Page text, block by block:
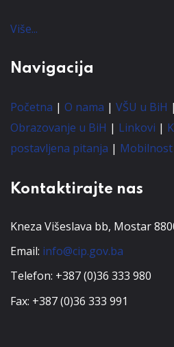
Više...
Navigacija
Početna | O nama | VŠU u BiH |
Obrazovanje u BiH | Linkovi |
postavljena pitanja | Mobilnost
Kontaktirajte nas
Kneza Višeslava bb, Mostar
Email: info@cip.gov.ba
Telefon: +387 (0)36 333 980
Fax: +387 (0)36 333 991